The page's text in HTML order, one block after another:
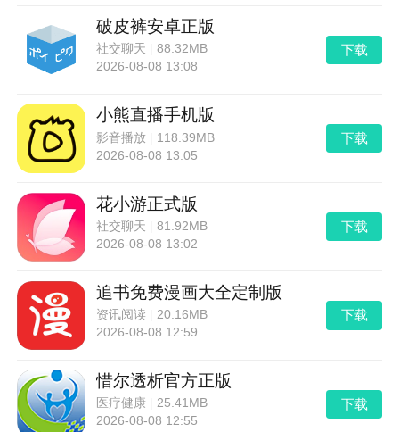
破皮裤安卓正版
社交聊天 |88.32MB
2026-08-08 13:08
下载
小熊直播手机版
影音播放
118.39MB
2026-08-08 13:05
下载
花小游正式版
社交聊天 |81.92MB
2026-08-08 13:02
下载
追书免费漫画大全定制版
资讯阅读 |20.16MB
2026-08-08 12:59
下载
惜尔透析官方正版
医疗健康 |25.41MB
2026-08-08 12:55
下载